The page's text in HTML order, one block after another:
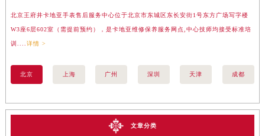
北京王府井卡地亚手表售后服务中心位于北京市东城区东长安街1号东方广场写字楼
W3座6层602室（需提前预约），是卡地亚维修保养服务网点,中心技师均接受标准培
训.... 详情 >
北京 上海 广州 深圳 天津 成都
文章分类